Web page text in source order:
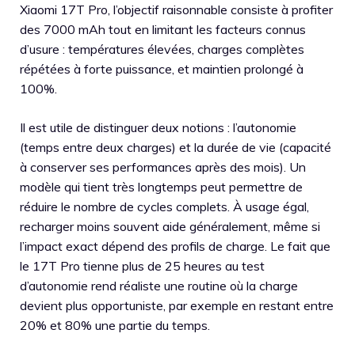
Xiaomi 17T Pro, l’objectif raisonnable consiste à profiter
des 7000 mAh tout en limitant les facteurs connus
d’usure : températures élevées, charges complètes
répétées à forte puissance, et maintien prolongé à
100%.
Il est utile de distinguer deux notions : l’autonomie
(temps entre deux charges) et la durée de vie (capacité
à conserver ses performances après des mois). Un
modèle qui tient très longtemps peut permettre de
réduire le nombre de cycles complets. À usage égal,
recharger moins souvent aide généralement, même si
l’impact exact dépend des profils de charge. Le fait que
le 17T Pro tienne plus de 25 heures au test
d’autonomie rend réaliste une routine où la charge
devient plus opportuniste, par exemple en restant entre
20% et 80% une partie du temps.